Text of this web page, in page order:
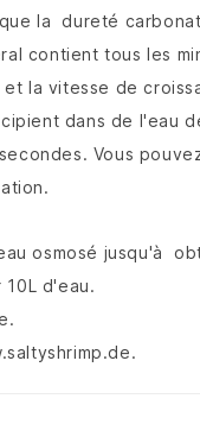
la dureté
contient tous les
la vitesse de
dans de l'eau
Vous
osmosé jusqu'à
d'eau.